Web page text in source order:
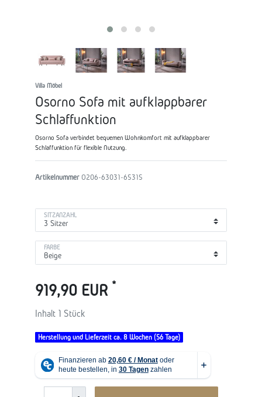
Villa Möbel
Osorno Sofa mit aufklappbarer
Schlaffunktion
Osorno Sofa verbindet bequemen Wohnkomfort mit aufklappbarer
Schlaffunktion für flexible Nutzung.
Artikelnummer O206-63031-65315
SITZANZAHL
FARBE
919,90 EUR *
Inhalt 1 Stück
Herstellung und Lieferzeit ca. 8 Wochen (56 Tage)